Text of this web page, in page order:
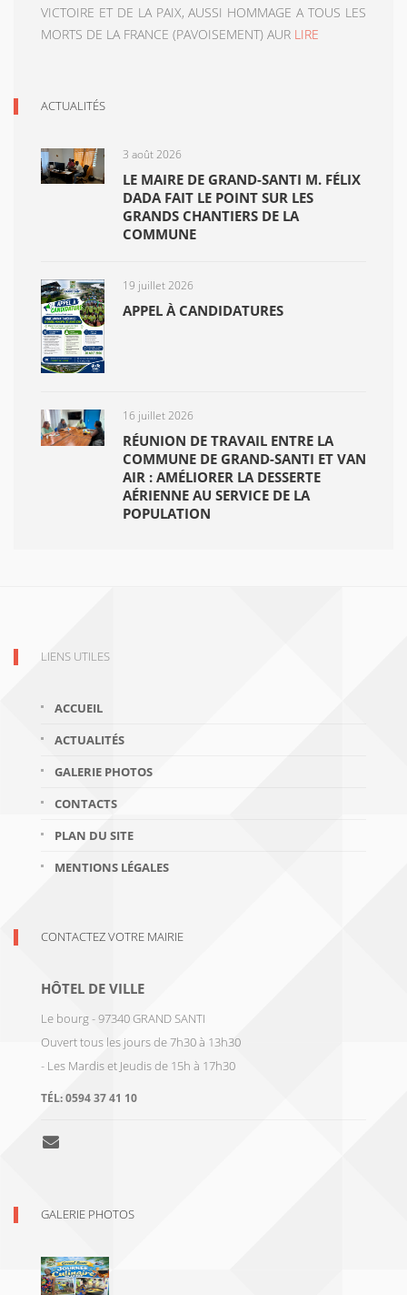
VICTOIRE ET DE LA PAIX, AUSSI HOMMAGE A TOUS LES
MORTS DE LA FRANCE (PAVOISEMENT) AUR LIRE
ACTUALITÉS
3 août 2026
LE MAIRE DE GRAND-SANTI M. FÉLIX
DADA FAIT LE POINT SUR LES
GRANDS CHANTIERS DE LA
COMMUNE
19 juillet 2026
APPEL À CANDIDATURES
16 juillet 2026
RÉUNION DE TRAVAIL ENTRE LA
COMMUNE DE GRAND-SANTI ET VAN
AIR : AMÉLIORER LA DESSERTE
AÉRIENNE AU SERVICE DE LA
POPULATION
LIENS UTILES
ACCUEIL
ACTUALITÉS
GALERIE PHOTOS
CONTACTS
PLAN DU SITE
MENTIONS LÉGALES
CONTACTEZ VOTRE MAIRIE
HÔTEL DE VILLE
Le bourg - 97340 GRAND SANTI
Ouvert tous les jours de 7h30 à 13h30
- Les Mardis et Jeudis de 15h à 17h30
TÉL:0594 37 41 10
GALERIE PHOTOS